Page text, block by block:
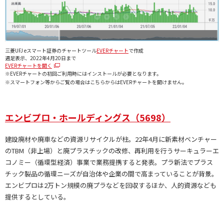
三菱UFJ eスマート証券のチャートツールEVERチャートで作成
週足表示、2022年4月20日まで
EVERチャートを開く
※EVERチャートの初回ご利用時にはインストールが必要となります。
※スマートフォン等からご覧の場合はこちらからはEVERチャートを開けません。
エンビプロ・ホールディングス（5698）
建設廃材や廃車などの資源リサイクルが柱。22年4月に新素材ベンチャー
のTBM（非上場）と廃プラスチックの改修、再利用を行うサーキュラーエ
コノミー（循環型経済）事業で業務提携すると発表。プラ新法でプラス
チック製品の循環ニーズが自治体や企業の間で高まっていることが背景。
エンビプロは2万トン規模の廃プラなどを回収するほか、人的資源なども
提供するとしている。